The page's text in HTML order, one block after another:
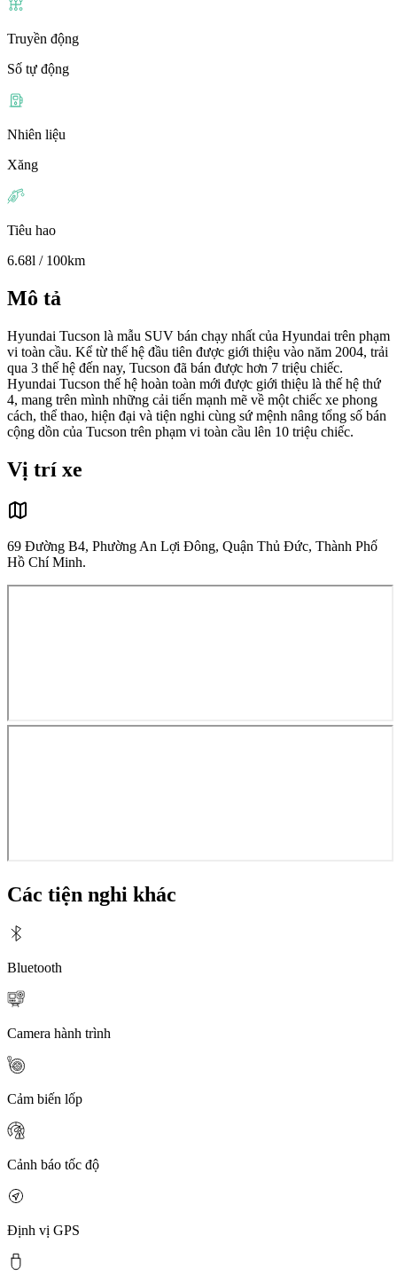
Truyền động
Số tự động
Nhiên liệu
Xăng
Tiêu hao
6.68l / 100km
Mô tả
Hyundai Tucson là mẫu SUV bán chạy nhất của Hyundai trên phạm
vi toàn cầu. Kể từ thế hệ đầu tiên được giới thiệu vào năm 2004, trải
qua 3 thế hệ đến nay, Tucson đã bán được hơn 7 triệu chiếc.
Hyundai Tucson thế hệ hoàn toàn mới được giới thiệu là thế hệ thứ
4, mang trên mình những cải tiến mạnh mẽ về một chiếc xe phong
cách, thể thao, hiện đại và tiện nghi cùng sứ mệnh nâng tổng số bán
cộng dồn của Tucson trên phạm vi toàn cầu lên 10 triệu chiếc.
Vị trí xe
69 Đường B4, Phường An Lợi Đông, Quận Thủ Đức, Thành Phố
Hồ Chí Minh.
Các tiện nghi khác
Bluetooth
Camera hành trình
Cảm biến lốp
Cảnh báo tốc độ
Định vị GPS